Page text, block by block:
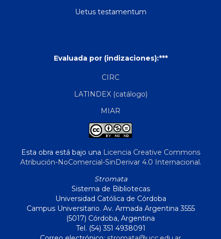
Uetus testamentum
Evaluada por (indizaciones):***
CIRC
LATINDEX (catálogo)
MIAR
Esta obra está bajo una Licencia Creative Commons
Atribución-NoComercial-SinDerivar 4.0 Internacional.
Stromata
Sistema de Bibliotecas
Universidad Católica de Córdoba
Campus Universitario. Av. Armada Argentina 3555
(5017) Córdoba, Argentina
Tel. (54) 351 4938091